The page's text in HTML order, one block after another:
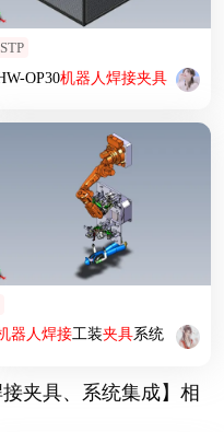
STP
OP30机器人焊接夹具
器人焊接工装夹具系统
夹具、系统集成】相